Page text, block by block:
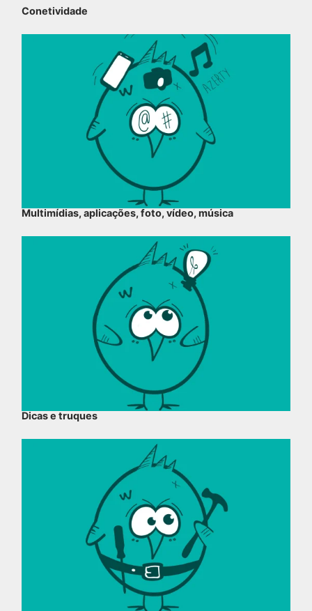
Conetividade
Multimídias, aplicações, foto, vídeo, música
Dicas e truques